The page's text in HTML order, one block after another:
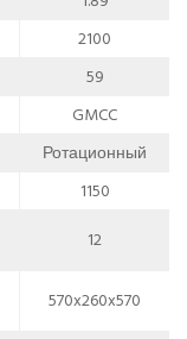
2100
59
GMCC
Ротационный
1150
12
570x260x570